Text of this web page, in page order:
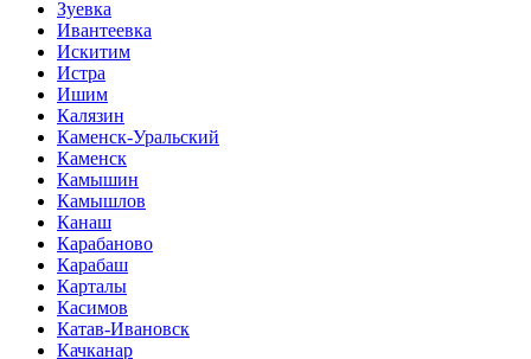
Зуевка
Ивантеевка
Искитим
Истра
Ишим
Калязин
Каменск-Уральский
Каменск
Камышин
Камышлов
Канаш
Карабаново
Карабаш
Карталы
Касимов
Катав-Ивановск
Качканар